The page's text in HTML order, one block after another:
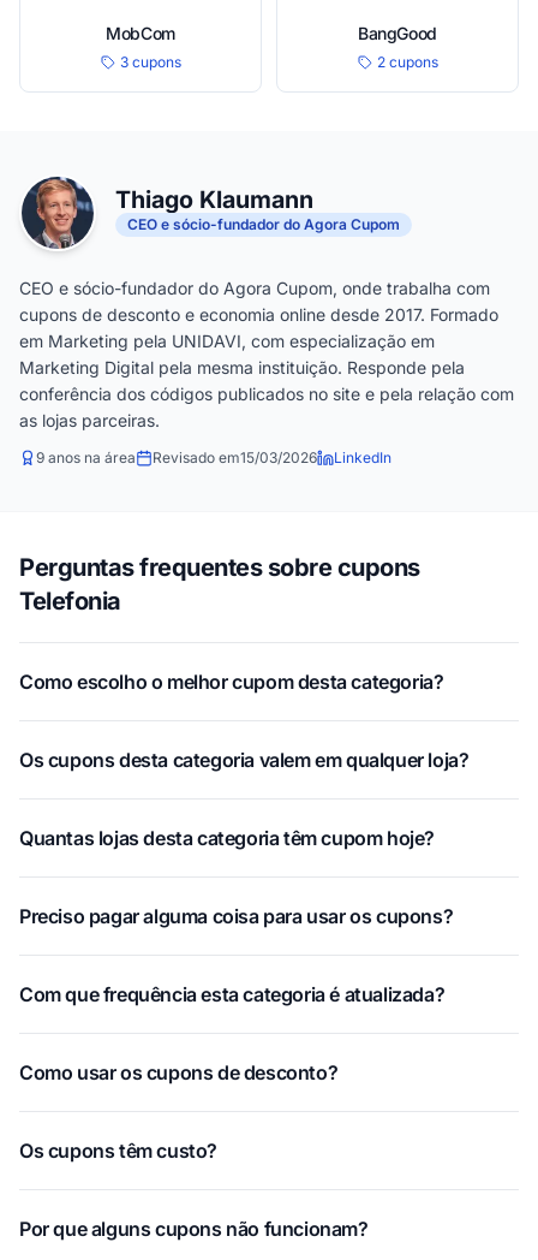
MobCom
3 cupons
BangGood
2 cupons
Thiago Klaumann
CEO e sócio-fundador do Agora Cupom
CEO e sócio-fundador do Agora Cupom, onde trabalha com
cupons de desconto e economia online desde 2017. Formado
em Marketing pela UNIDAVI, com especialização em
Marketing Digital pela mesma instituição. Responde pela
conferência dos códigos publicados no site e pela relação com
as lojas parceiras.
9 anos na área Revisado em15/03/2026 LinkedIn
Perguntas frequentes sobre cupons
Telefonia
Como escolho o melhor cupom desta categoria?
Os cupons desta categoria valem em qualquer loja?
Quantas lojas desta categoria têm cupom hoje?
Preciso pagar alguma coisa para usar os cupons?
Com que frequência esta categoria é atualizada?
Como usar os cupons de desconto?
Os cupons têm custo?
Por que alguns cupons não funcionam?